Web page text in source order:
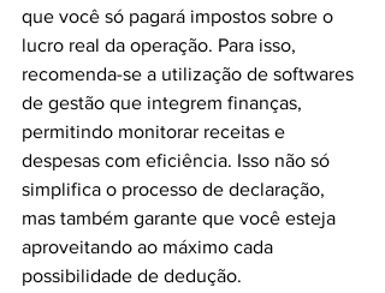
que você só pagará impostos sobre o
lucro real da operação. Para isso,
recomenda-se a utilização de softwares
de gestão que integrem finanças,
permitindo monitorar receitas e
despesas com eficiência. Isso não só
simplifica o processo de declaração,
mas também garante que você esteja
aproveitando ao máximo cada
possibilidade de dedução.